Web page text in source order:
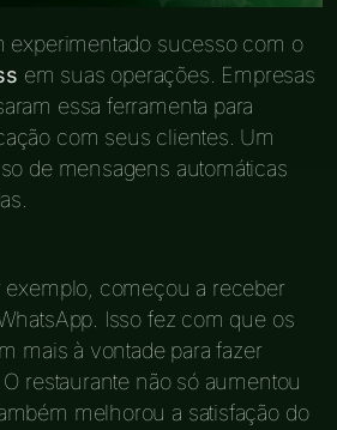
experimentado sucesso com o
em suas operações. Empresas
essa ferramenta para
com seus clientes. Um
de mensagens automáticas
exemplo, começou a receber
Isso fez com que os
mais à vontade para fazer
restaurante não só aumentou
melhorou a satisfação do